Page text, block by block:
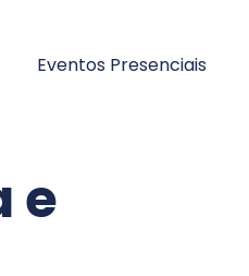
Eventos Presenciais
e